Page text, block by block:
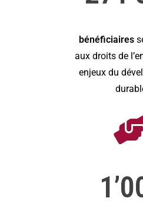
bénéficiaires
aux droits de
enjeux du